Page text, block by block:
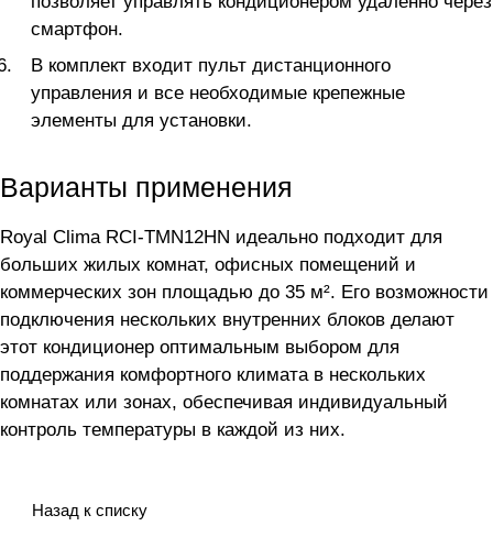
смартфон.
В комплект входит пульт дистанционного
управления и все необходимые крепежные
элементы для установки.
Варианты применения
Royal Clima RCI-TMN12HN идеально подходит для
больших жилых комнат, офисных помещений и
коммерческих зон площадью до 35 м². Его возможности
подключения нескольких внутренних блоков делают
этот кондиционер оптимальным выбором для
поддержания комфортного климата в нескольких
комнатах или зонах, обеспечивая индивидуальный
контроль температуры в каждой из них.
Назад к списку